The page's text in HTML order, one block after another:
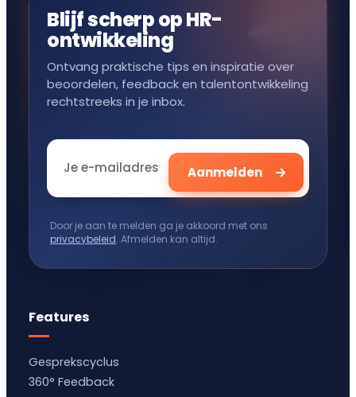
Blijf scherp op HR-
ontwikkeling
Ontvang praktische tips en inspiratie over
beoordelen, feedback en talentontwikkeling
rechtstreeks in je inbox.
Door je aan te melden ga je akkoord met ons
privacybeleid. Afmelden kan altijd.
Features
Gesprekscyclus
360° Feedback